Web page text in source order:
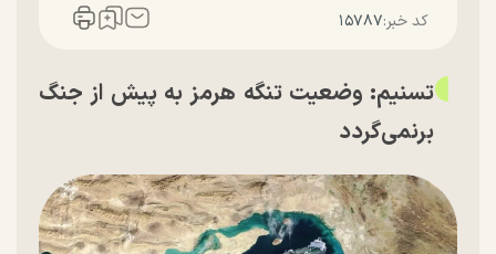
کد خبر:۱۵۷۸۷
تسنیم: وضعیت تنگه هرمز به پیش از جنگ
برنمی‌گردد